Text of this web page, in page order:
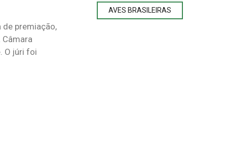
de premiação,
Câmara
O júri foi
AVES BRASILEIRAS